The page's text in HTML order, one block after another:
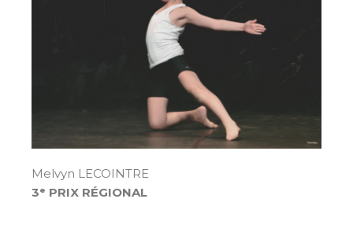
Melvyn LECOINTRE
3ᵉ PRIX RÉGIONAL